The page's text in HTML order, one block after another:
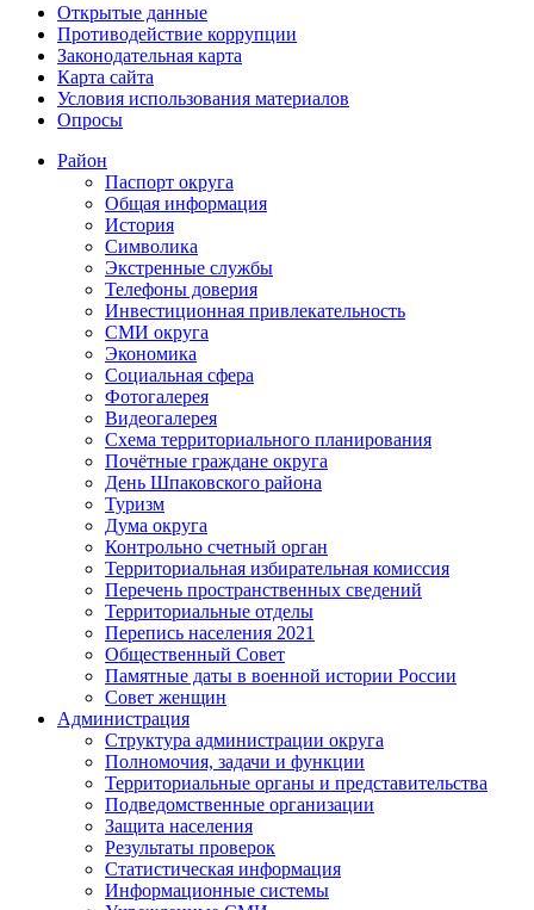
Открытые данные
Противодействие коррупции
Законодательная карта
Карта сайта
Условия использования материалов
Опросы
Район
Паспорт округа
Общая информация
История
Символика
Экстренные службы
Телефоны доверия
Инвестиционная привлекательность
СМИ округа
Экономика
Социальная сфера
Фотогалерея
Видеогалерея
Схема территориального планирования
Почётные граждане округа
День Шпаковского района
Туризм
Дума округа
Контрольно счетный орган
Территориальная избирательная комиссия
Перечень пространственных сведений
Территориальные отделы
Перепись населения 2021
Общественный Совет
Памятные даты в военной истории России
Совет женщин
Администрация
Структура администрации округа
Полномочия, задачи и функции
Территориальные органы и представительства
Подведомственные организации
Защита населения
Результаты проверок
Статистическая информация
Информационные системы